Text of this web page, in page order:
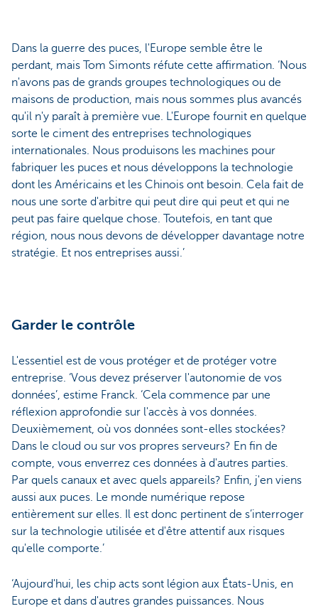
Dans la guerre des puces, l'Europe semble être le
perdant, mais Tom Simonts réfute cette affirmation. ‘Nous
n'avons pas de grands groupes technologiques ou de
maisons de production, mais nous sommes plus avancés
qu'il n'y paraît à première vue. L'Europe fournit en quelque
sorte le ciment des entreprises technologiques
internationales. Nous produisons les machines pour
fabriquer les puces et nous développons la technologie
dont les Américains et les Chinois ont besoin. Cela fait de
nous une sorte d'arbitre qui peut dire qui peut et qui ne
peut pas faire quelque chose. Toutefois, en tant que
région, nous nous devons de développer davantage notre
stratégie. Et nos entreprises aussi.’
Garder le contrôle
L'essentiel est de vous protéger et de protéger votre
entreprise. ‘Vous devez préserver l'autonomie de vos
données’, estime Franck. ‘Cela commence par une
réflexion approfondie sur l'accès à vos données.
Deuxièmement, où vos données sont-elles stockées?
Dans le cloud ou sur vos propres serveurs? En fin de
compte, vous enverrez ces données à d'autres parties.
Par quels canaux et avec quels appareils? Enfin, j'en viens
aussi aux puces. Le monde numérique repose
entièrement sur elles. Il est donc pertinent de s’interroger
sur la technologie utilisée et d'être attentif aux risques
qu'elle comporte.’
‘Aujourd'hui, les chip acts sont légion aux États-Unis, en
Europe et dans d'autres grandes puissances. Nous